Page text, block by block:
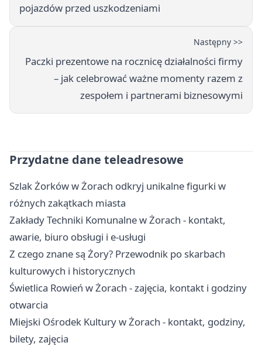
pojazdów przed uszkodzeniami
Następny >>
Paczki prezentowe na rocznicę działalności firmy
– jak celebrować ważne momenty razem z
zespołem i partnerami biznesowymi
Przydatne dane teleadresowe
Szlak Żorków w Żorach odkryj unikalne figurki w
różnych zakątkach miasta
Zakłady Techniki Komunalne w Żorach - kontakt,
awarie, biuro obsługi i e-usługi
Z czego znane są Żory? Przewodnik po skarbach
kulturowych i historycznych
Świetlica Rowień w Żorach - zajęcia, kontakt i godziny
otwarcia
Miejski Ośrodek Kultury w Żorach - kontakt, godziny,
bilety, zajęcia